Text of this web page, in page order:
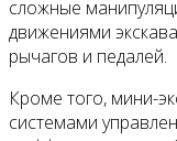
сложные
движениями
рычагов и педалей.
Кроме того, мини-
системами